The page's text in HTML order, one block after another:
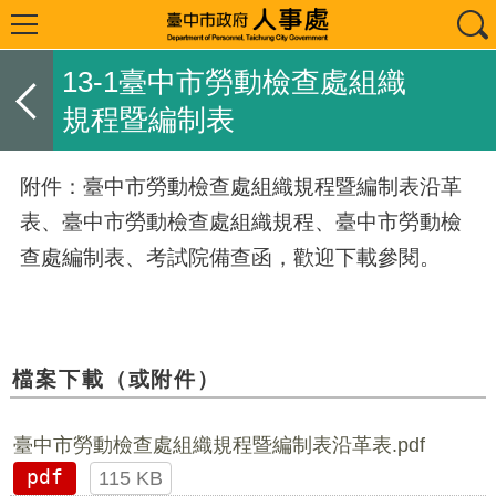
13-1臺中市勞動檢查處組織
規程暨編制表
附件：臺中市勞動檢查處組織規程暨編制表沿革
表、臺中市勞動檢查處組織規程、臺中市勞動檢
查處編制表、考試院備查函，歡迎下載參閱。
檔案下載（或附件）
臺中市勞動檢查處組織規程暨編制表沿革表.pdf
pdf
115 KB